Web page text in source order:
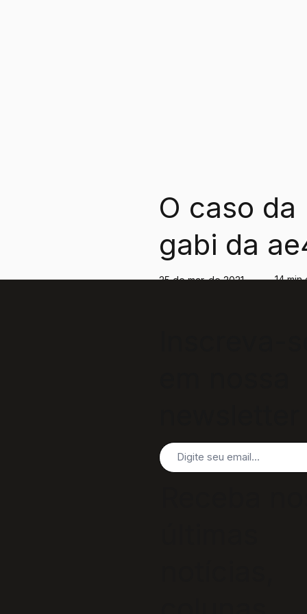
O caso da
gabi da
tudo o que
25 de mar. de 2021 14 min